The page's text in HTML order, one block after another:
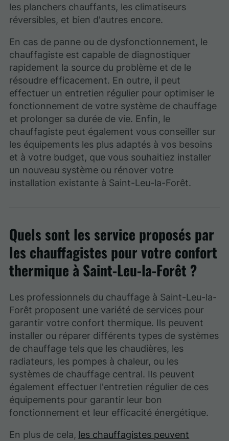
les planchers chauffants, les climatiseurs
réversibles, et bien d'autres encore.
En cas de panne ou de dysfonctionnement, le
chauffagiste est capable de diagnostiquer
rapidement la source du problème et de le
résoudre efficacement. En outre, il peut
effectuer un entretien régulier pour optimiser le
fonctionnement de votre système de chauffage
et prolonger sa durée de vie. Enfin, le
chauffagiste peut également vous conseiller sur
les équipements les plus adaptés à vos besoins
et à votre budget, que vous souhaitiez installer
un nouveau système ou rénover votre
installation existante à Saint-Leu-la-Forêt.
Quels sont les service proposés par
les chauffagistes pour votre confort
thermique à Saint-Leu-la-Forêt ?
Les professionnels du chauffage à Saint-Leu-la-
Forêt proposent une variété de services pour
garantir votre confort thermique. Ils peuvent
installer ou réparer différents types de systèmes
de chauffage tels que les chaudières, les
radiateurs, les pompes à chaleur, ou les
systèmes de chauffage central. Ils peuvent
également effectuer l'entretien régulier de ces
équipements pour garantir leur bon
fonctionnement et leur efficacité énergétique.
En plus de cela, les chauffagistes peuvent